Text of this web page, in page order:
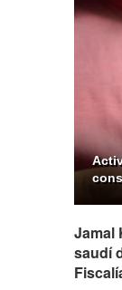
Jamal
saudí